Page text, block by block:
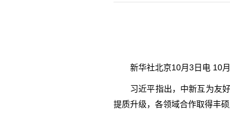
新华社北京10月3日电 10
习近平指出，中新互为友
提质升级，各领域合作取得丰